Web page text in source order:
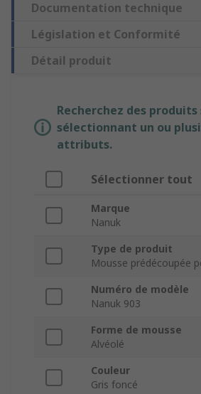
Documentation technique
Législation et Conformité
Détail produit
Recherchez des
sélectionnant un ou
attributs.
Sélectionner tout
Marque
Nanuk
Type de produit
Mousse prédécoupée
Numéro de modèle
Nanuk 903
Forme de mousse
Alvéolé
Couleur
Gris foncé